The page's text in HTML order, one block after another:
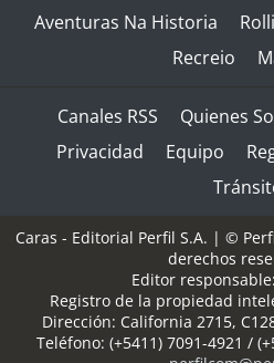
Aventuras Na Historia
Recreio
Canales RSS Quienes
Privacidad
Equipo
Caras - Editorial Perfil S.A. | ©
derechos
Editor
Registro de la propiedad
Dirección: California 2715,
Teléfono: (+5411) 7091-4921 /